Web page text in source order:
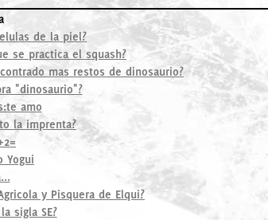
de la piel?
se practica el squash?
mas restos de dinosaurio?
"dinosaurio"?
amo
la imprenta?
Yogui
y Pisquera de Elqui?
sigla SE?